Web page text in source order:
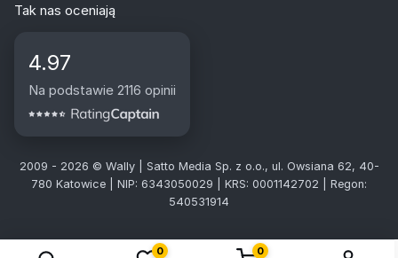
Tak nas oceniają
4.97
Na podstawie 2116 opinii
2009 - 2026 © Wally | Satto Media Sp. z o.o., ul. Owsiana 62, 40-
780 Katowice | NIP: 6343050029 | KRS: 0001142702 | Regon:
540531914
0 0